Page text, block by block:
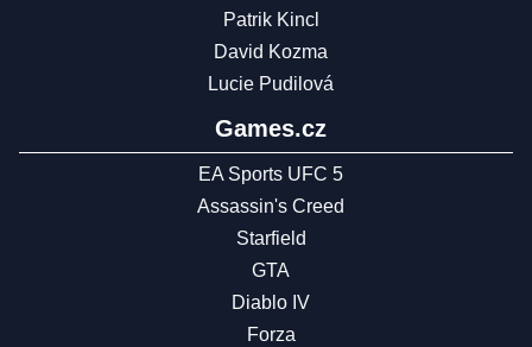
Patrik Kincl
David Kozma
Lucie Pudilová
Games.cz
EA Sports UFC 5
Assassin's Creed
Starfield
GTA
Diablo IV
Forza